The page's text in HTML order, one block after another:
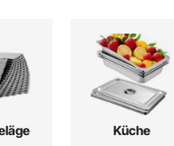
Küche